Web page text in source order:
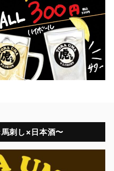
刺し×日本酒〜